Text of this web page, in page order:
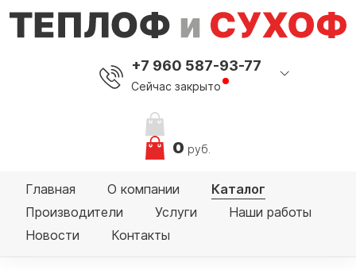
+7 960 587-93-77
Сейчас закрыто
0 руб.
Главная О компании
Каталог
Производители
Услуги
Наши работы
Новости
Контакты